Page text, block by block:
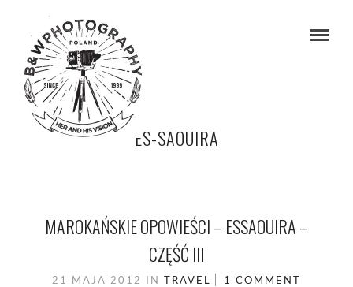
ES-SAOUIRA
MAROKAŃSKIE OPOWIEŚCI – ESSAOUIRA –
CZĘŚĆ III
21 MAJA 2012 IN TRAVEL 1 COMMENT